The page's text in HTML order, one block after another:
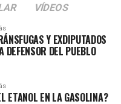
VÍDEOS
Y EXDIPUTADOS
DEL PUEBLO
ETANOL EN LA GASOLINA?